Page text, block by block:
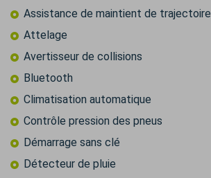
Assistance de maintient de trajectoire
Attelage
Avertisseur de collisions
Bluetooth
Climatisation automatique
Contrôle pression des pneus
Démarrage sans clé
Détecteur de pluie